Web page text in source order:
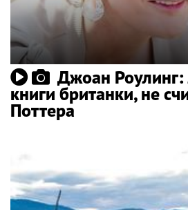
Джоан
книги британки, не
Поттера